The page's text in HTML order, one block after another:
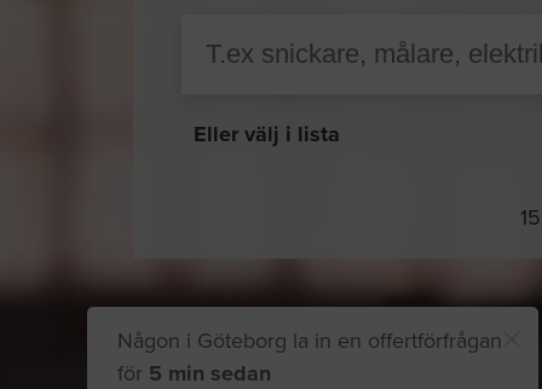
Eller välj i lista
Någon i Göteborg la in en offertförfrågan
för 5 min sedan